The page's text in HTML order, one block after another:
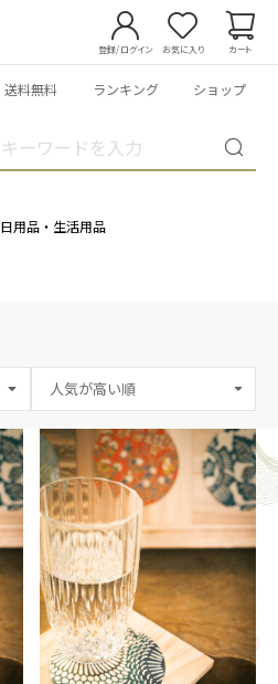
登録/ログイン お気に入り カート
送料無料 ランキング ショップ
日用品・生活用品